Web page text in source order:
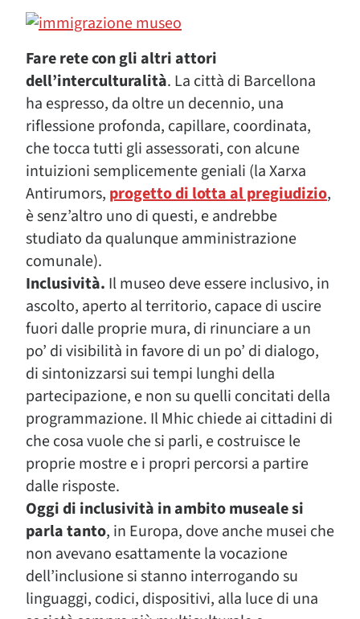
Fare rete con gli altri attori
dell’interculturalità. La città di Barcellona
ha espresso, da oltre un decennio, una
riflessione profonda, capillare, coordinata,
che tocca tutti gli assessorati, con alcune
intuizioni semplicemente geniali (la Xarxa
Antirumors, progetto di lotta al pregiudizio,
è senz’altro uno di questi, e andrebbe
studiato da qualunque amministrazione
comunale).
Inclusività. Il museo deve essere inclusivo, in
ascolto, aperto al territorio, capace di uscire
fuori dalle proprie mura, di rinunciare a un
po’ di visibilità in favore di un po’ di dialogo,
di sintonizzarsi sui tempi lunghi della
partecipazione, e non su quelli concitati della
programmazione. Il Mhic chiede ai cittadini di
che cosa vuole che si parli, e costruisce le
proprie mostre e i propri percorsi a partire
dalle risposte.
Oggi di inclusività in ambito museale si
parla tanto, in Europa, dove anche musei che
non avevano esattamente la vocazione
dell’inclusione si stanno interrogando su
linguaggi, codici, dispositivi, alla luce di una